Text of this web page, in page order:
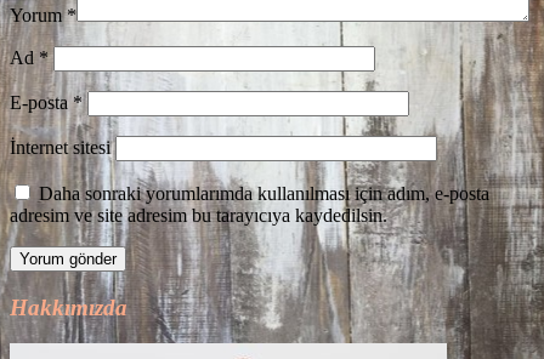
Yorum*
Ad *
E-posta*
İnternet sitesi
Daha sonraki yorumlarımda kullanılması için adım, e-posta
adresim ve site adresim bu tarayıcıya kaydedilsin.
Hakkımızda